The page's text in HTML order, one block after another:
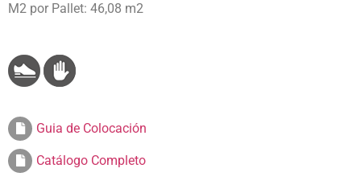
M2 por Pallet: 46,08 m2
Guia de Colocación
Catálogo Completo